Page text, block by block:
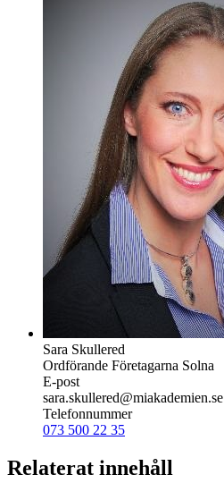
Sara Skullered
Ordförande Företagarna Solna
E-post
sara.skullered@miakademien.se
Telefonnummer
073 500 22 35
Relaterat innehåll